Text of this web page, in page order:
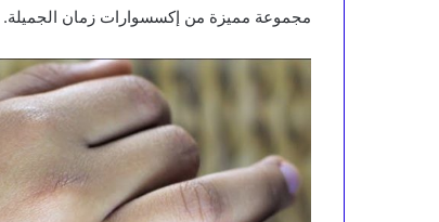
مجموعة مميزة من إكسسوارات زمان الجميلة.